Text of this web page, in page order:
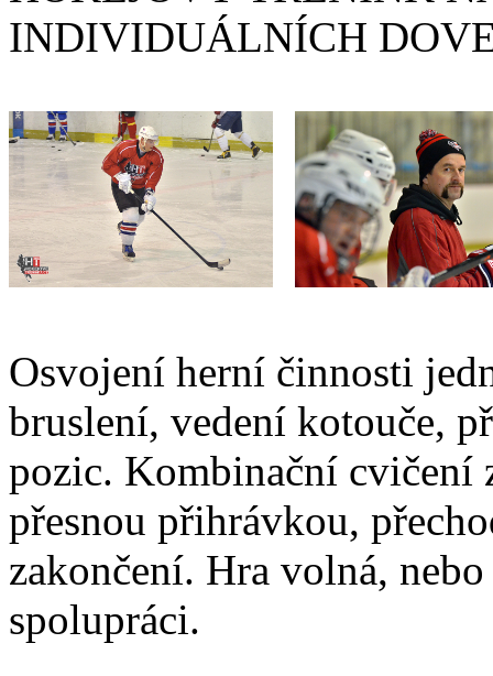
INDIVIDUÁLNÍCH
Osvojení herní činnosti
bruslení, vedení kotouče,
pozic. Kombinační cvičení
přesnou přihrávkou,
zakončení. Hra volná,
spolupráci.